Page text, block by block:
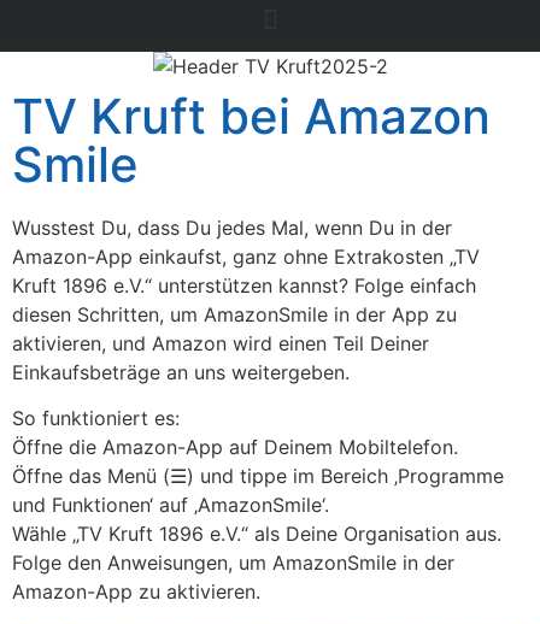
TV Kruft bei Amazon
Smile
Wusstest Du, dass Du jedes Mal, wenn Du in der
Amazon-App einkaufst, ganz ohne Extrakosten „TV
Kruft 1896 e.V.“ unterstützen kannst? Folge einfach
diesen Schritten, um AmazonSmile in der App zu
aktivieren, und Amazon wird einen Teil Deiner
Einkaufsbeträge an uns weitergeben.
So funktioniert es:
Öffne die Amazon-App auf Deinem Mobiltelefon.
Öffne das Menü (☰) und tippe im Bereich ‚Programme
und Funktionen‘ auf ‚AmazonSmile‘.
Wähle „TV Kruft 1896 e.V.“ als Deine Organisation aus.
Folge den Anweisungen, um AmazonSmile in der
Amazon-App zu aktivieren.